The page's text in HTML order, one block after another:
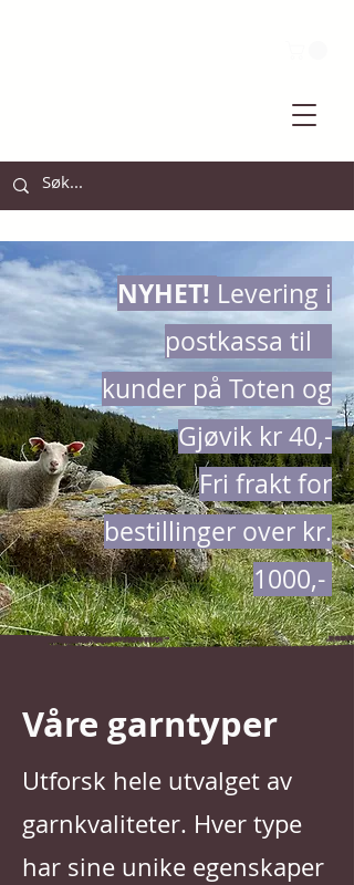
NYHET! Levering i
postkassa til
kunder på Toten og
Gjøvik kr 40,-
Fri frakt for
bestillinger over kr.
1000,-
Våre garntyper
Utforsk hele utvalget av
garnkvaliteter. Hver type
har sine unike egenskaper